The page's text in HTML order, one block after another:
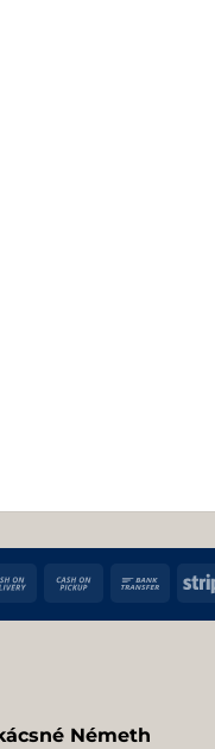
Cash
Cash
Bank
Németh